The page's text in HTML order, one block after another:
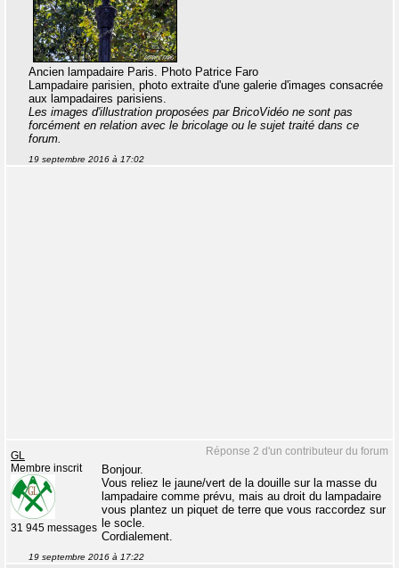
Ancien lampadaire Paris. Photo Patrice Faro
Lampadaire parisien, photo extraite d'une galerie d'images consacrée
aux lampadaires parisiens.
Les images d'illustration proposées par BricoVidéo ne sont pas
forcément en relation avec le bricolage ou le sujet traité dans ce
forum.
19 septembre 2016 à 17:02
Réponse 2 d'un contributeur du forum
GL
Membre inscrit
31 945 messages
Bonjour.
Vous reliez le jaune/vert de la douille sur la masse du
lampadaire comme prévu, mais au droit du lampadaire
vous plantez un piquet de terre que vous raccordez sur
le socle.
Cordialement.
19 septembre 2016 à 17:22